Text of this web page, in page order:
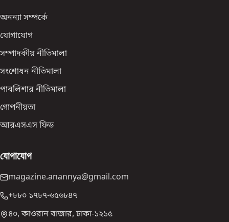
অনন্যা সম্পর্কে
যোগাযোগ
সম্পাদকীয় নীতিমালা
সংশোধন নীতিমালা
পাবলিশার নীতিমালা
গোপনীয়তা
আরএসএস ফিড
যোগাযোগ
magazine.anannya@gmail.com
+৮৮০ ১৭৮৭-৬৫৬৮৪৭
৪০, কাওরান বাজার, ঢাকা-১২১৫